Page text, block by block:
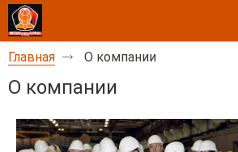
Главная О компании
О компании